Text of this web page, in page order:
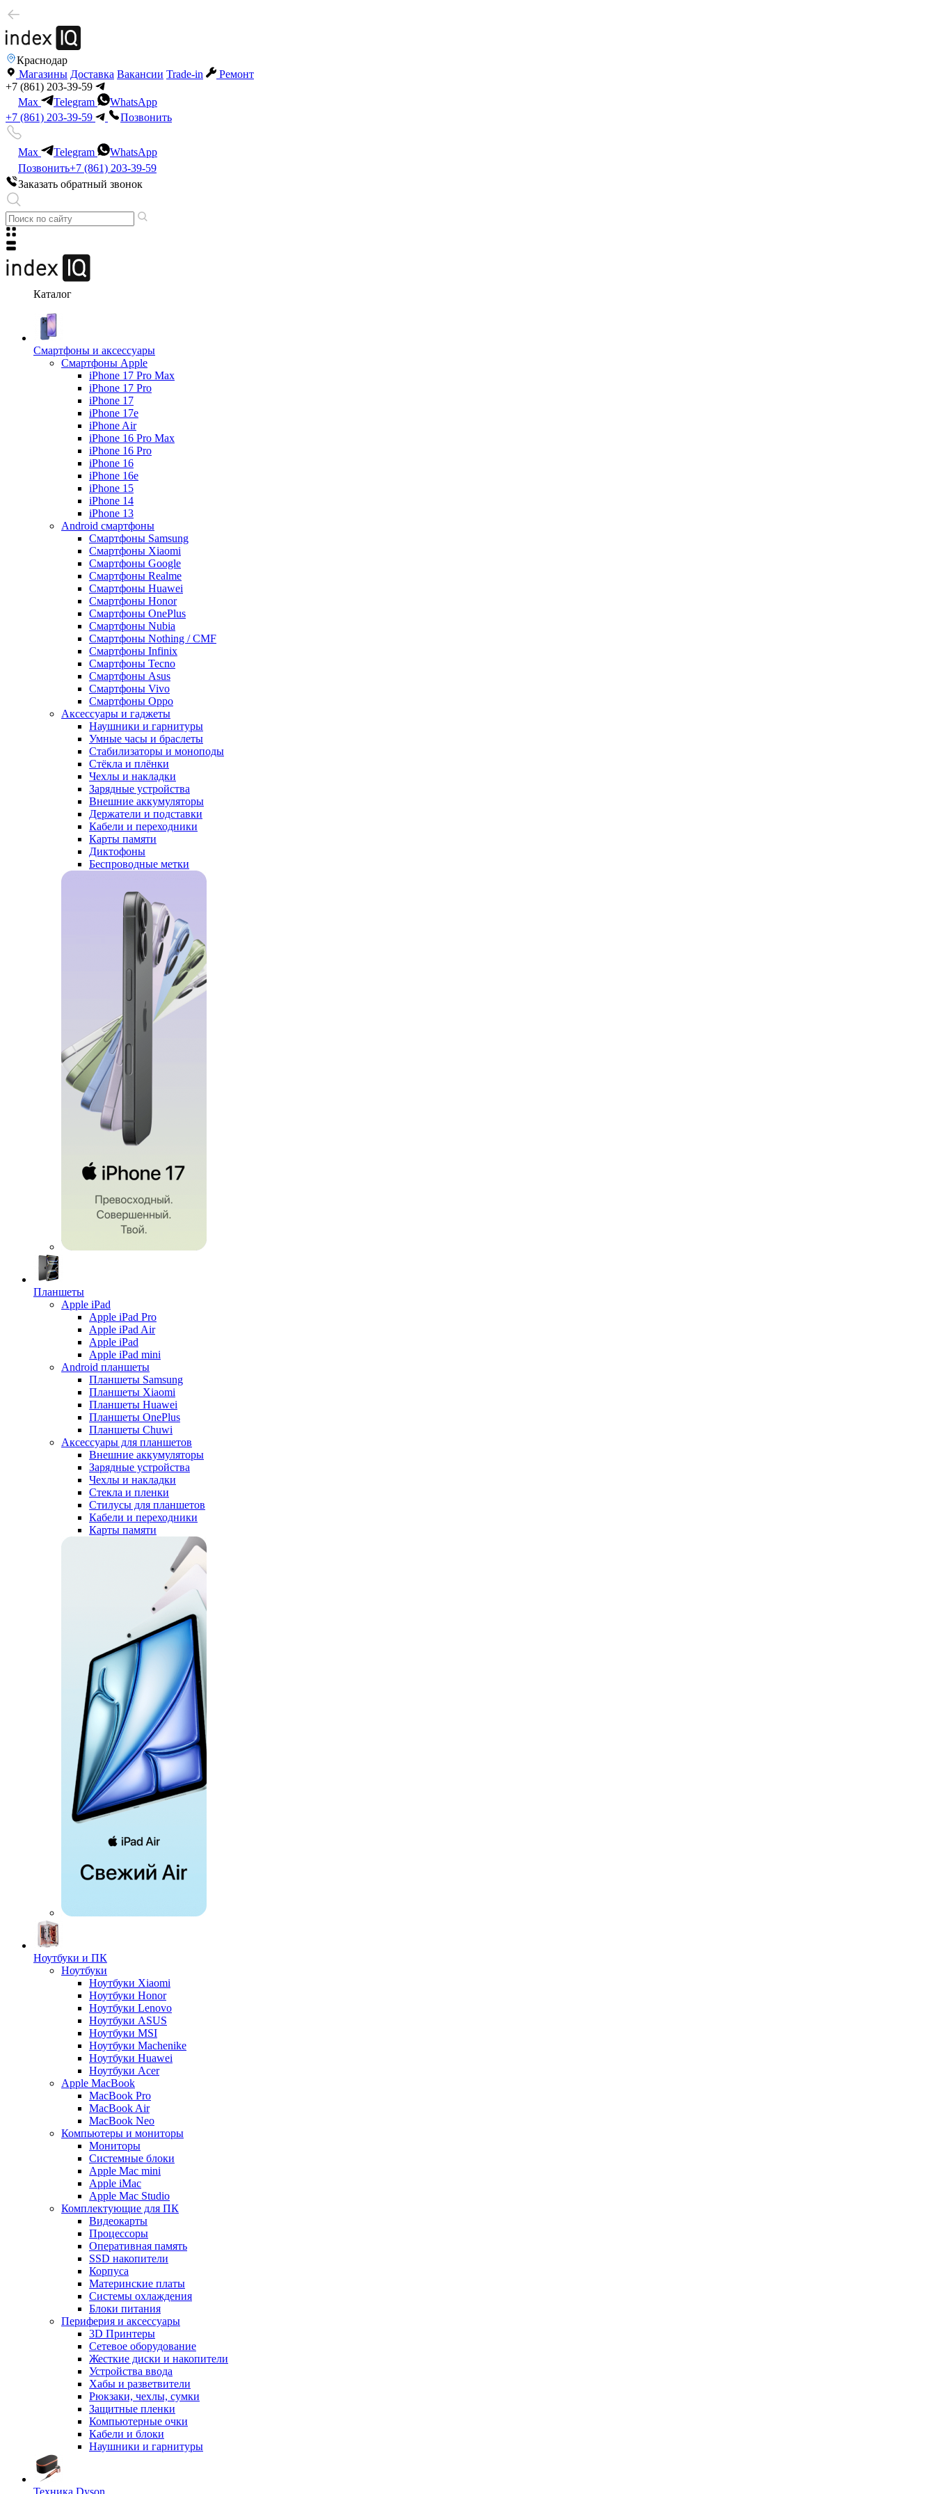
Краснодар
Магазины Доставка Вакансии Trade-in
Ремонт
+7 (861) 203-39-59
Max
Telegram
WhatsApp
+7 (861) 203-39-59
Позвонить
Max Telegram
WhatsApp
Позвонить+7 (861) 203-39-59
Заказать обратный звонок
Каталог
Смартфоны и аксессуары
Смартфоны Apple
iPhone 17 Pro Max
iPhone 17 Pro
iPhone 17
iPhone 17e
iPhone Air
iPhone 16 Pro Max
iPhone 16 Pro
iPhone 16
iPhone 16e
iPhone 15
iPhone 14
iPhone 13
Android cмартфоны
Смартфоны Samsung
Смартфоны Xiaomi
Смартфоны Google
Смартфоны Realme
Смартфоны Huawei
Смартфоны Honor
Смартфоны OnePlus
Смартфоны Nubia
Смартфоны Nothing / CMF
Смартфоны Infinix
Смартфоны Tecno
Смартфоны Asus
Смартфоны Vivo
Смартфоны Oppo
Аксессуары и гаджеты
Наушники и гарнитуры
Умные часы и браслеты
Стабилизаторы и моноподы
Стёкла и плёнки
Чехлы и накладки
Зарядные устройства
Внешние аккумуляторы
Держатели и подставки
Кабели и переходники
Карты памяти
Диктофоны
Беспроводные метки
Планшеты
Apple iPad
Apple iPad Pro
Apple iPad Air
Apple iPad
Apple iPad mini
Android планшеты
Планшеты Samsung
Планшеты Xiaomi
Планшеты Huawei
Планшеты OnePlus
Планшеты Chuwi
Аксессуары для планшетов
Внешние аккумуляторы
Зарядные устройства
Чехлы и накладки
Стекла и пленки
Стилусы для планшетов
Кабели и переходники
Карты памяти
Ноутбуки и ПК
Ноутбуки
Ноутбуки Xiaomi
Ноутбуки Honor
Ноутбуки Lenovo
Ноутбуки ASUS
Ноутбуки MSI
Ноутбуки Machenike
Ноутбуки Huawei
Ноутбуки Acer
Apple MacBook
MacBook Pro
MacBook Air
MacBook Neo
Компьютеры и мониторы
Мониторы
Системные блоки
Apple Mac mini
Apple iMac
Apple Mac Studio
Комплектующие для ПК
Видеокарты
Процессоры
Оперативная память
SSD накопители
Корпуса
Материнские платы
Системы охлаждения
Блоки питания
Периферия и аксессуары
3D Принтеры
Сетевое оборудование
Жесткие диски и накопители
Устройства ввода
Хабы и разветвители
Рюкзаки, чехлы, сумки
Защитные пленки
Компьютерные очки
Кабели и блоки
Наушники и гарнитуры
Техника Dyson